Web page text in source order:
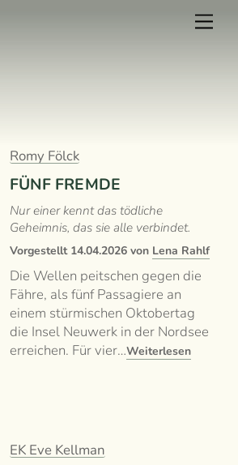
Romy Fölck
FÜNF FREMDE
Nur einer kennt das tödliche
Geheimnis, das sie alle verbindet.
Vorgestellt 14.04.2026von Lena Rahlf
Die Wellen peitschen gegen die
Fähre, als fünf Passagiere an
einem stürmischen Oktobertag
die Insel Neuwerk in der Nordsee
erreichen. Für vier…Weiterlesen
EK Eve Kellman